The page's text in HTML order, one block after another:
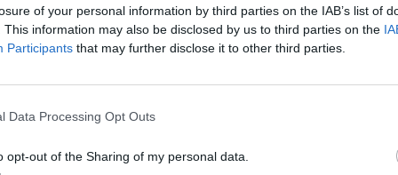
of your personal information by third parties on the IAB’s list of
This information may also be disclosed by us to third parties on the
Participants that may further disclose it to other third parties.
Data Processing Opt Outs
opt-out of the Sharing of my personal data.
Hvil i fred, gode Grete.
MINNEORD FORFATTER GRETE SOFIE